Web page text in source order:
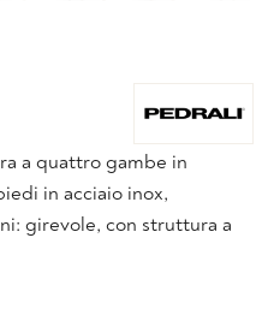
a quattro gambe in
in acciaio inox,
girevole, con struttura a